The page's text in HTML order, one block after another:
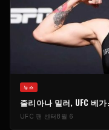
​뉴스
줄리아나 밀러, UFC 베
UFC 팬 센터8월 6